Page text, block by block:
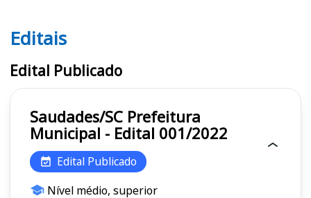
Editais
Editais
Edital Publicado
Saudades/SC Prefeitura
Municipal - Edital 001/2022
Edital Publicado
Nível médio, superior